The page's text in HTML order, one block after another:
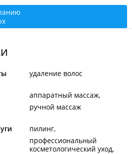
удаление волос
аппаратный массаж
ручной массаж
пилинг
профессиональный
косметологический уход